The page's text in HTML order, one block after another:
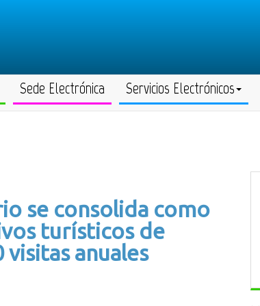
Sede Electrónica Servicios Electrónicos
se consolida como
turísticos de
visitas anuales